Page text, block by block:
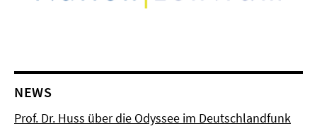
NEWS
Prof. Dr. Huss über die Odyssee im Deutschlandfunk